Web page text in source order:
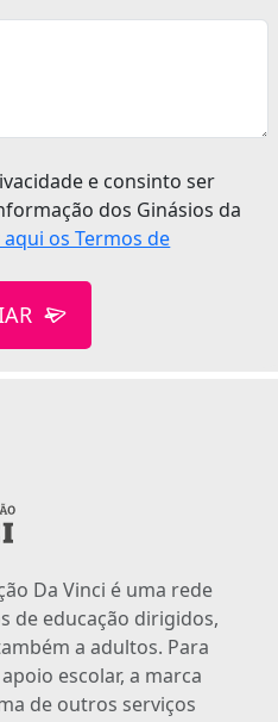
e consinto ser
dos Ginásios da
aqui os Termos de
Da Vinci é uma rede
de educação dirigidos,
a adultos. Para
escolar, a marca
de outros serviços